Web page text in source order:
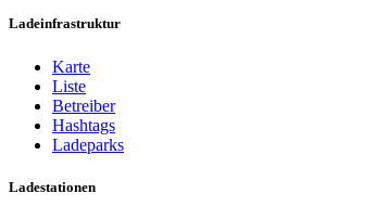
Ladeinfrastruktur
Karte
Liste
Betreiber
Hashtags
Ladeparks
Ladestationen